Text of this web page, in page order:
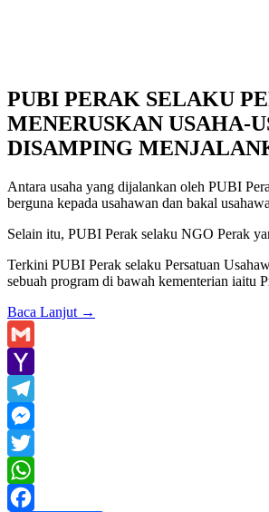
PUBI PERAK SELAKU
MENERUSKAN USAHA-
DISAMPING
Antara usaha yang dijalankan oleh PUBI
berguna kepada usahawan dan bakal
Selain itu, PUBI Perak selaku NGO Perak
Terkini PUBI Perak selaku Persatuan
sebuah program di bawah kementerian iaitu
Baca Lanjut →
Gmail
Yahoo
Mail
Telegram
Messenger
Twitter
WhatsApp